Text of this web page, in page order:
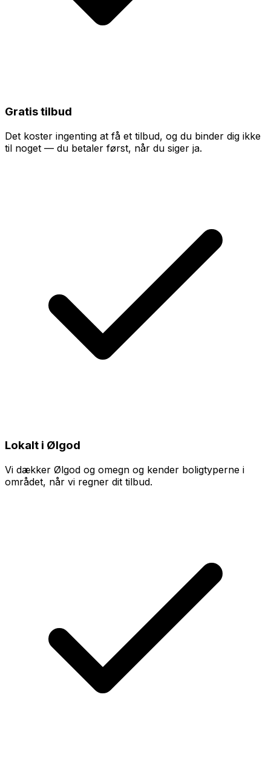
Gratis tilbud
Det koster ingenting at få et tilbud, og du binder dig ikke
til noget — du betaler først, når du siger ja.
Lokalt i Ølgod
Vi dækker Ølgod og omegn og kender boligtyperne i
området, når vi regner dit tilbud.